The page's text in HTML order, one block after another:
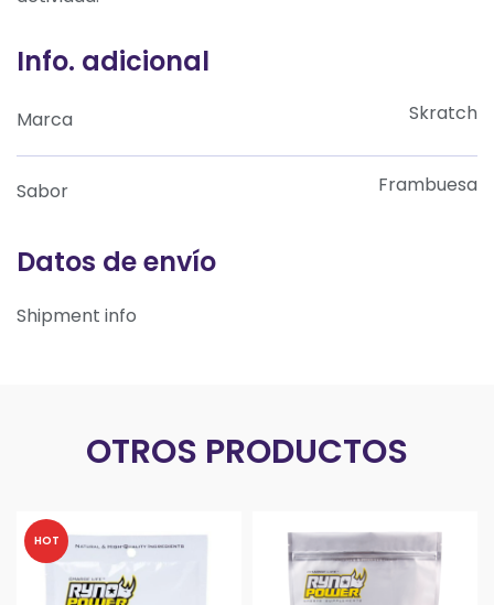
Info. adicional
Marca Skratch
Sabor Frambuesa
Datos de envío
Shipment info
OTROS PRODUCTOS
HOT